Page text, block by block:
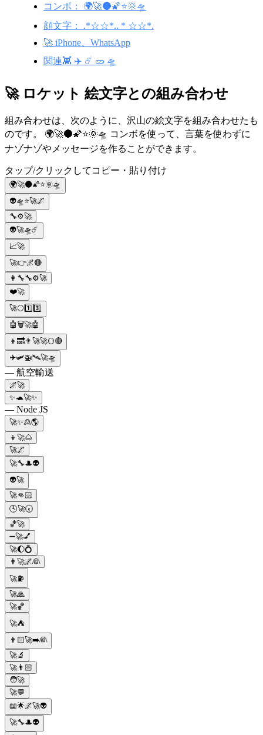
コンボ： 🌍🚀🌑🌠⭐🌞🛸
顔文字： .*☆☆*.. * ☆☆*.
🚀 iPhone、WhatsApp
関連👾 ✈️ ☄️ 🥒 🛸
🚀 ロケット 絵文字との組み合わせ
組み合わせは、次のように、沢山の絵文字を組み合わせたも
のです。 🌍🚀🌑🌠⭐🌞🛸 コンボを使って、言葉を使わずに
ナゾナゾやメッセージを作ることができます。
タップ/クリックしてコピー・貼り付け
🌍🚀🌑🌠⭐🌞🛸
👽🛸⭐🚀🌌
🔧⚙️🚀
👽🚀🛸☄️
📈🚀
🚀👉🌌🔴
👩‍🔧🔧⚙️🚀
❤️🚀
🚀🌕1️⃣3️⃣
🤖🗑️🚀🤖
👦🔜👨‍🚀🚀🌕🔴
✈️🛩️🚁🛰️🚀🛸
— 航空輸送
🌌🚀
✨🐢🚀✨
— Node JS
🚀✨🙎🌎
👦🚀🌰
🚀🌌
🚀🔧🎩👽
👽🚀
🚀👊🏻
🕓🚀🕢
🏀🚀
➖🚀💅
🚀🌔💍
👨🚀🌌👰
🚀⛽️
🚀🙏
🚀🏀
🚀⛺
👨🏻🚀➡️👰
🚀🔬
🚀👨🏻
🧑🚀
🚀💬
📖🌟🌌🚀👽
🚀🔧🎩👽